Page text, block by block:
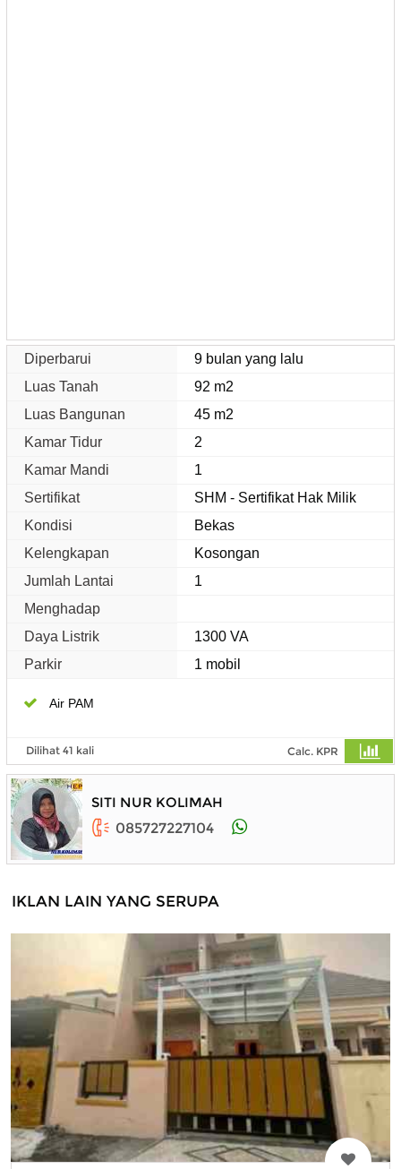
Diperbarui
9 bulan yang lalu
Luas Tanah
92 m2
Luas Bangunan
45 m2
Kamar Tidur
2
Kamar Mandi
1
Sertifikat
SHM - Sertifikat Hak Milik
Kondisi
Bekas
Kelengkapan
Kosongan
Jumlah Lantai
1
Menghadap
Daya Listrik
1300 VA
Parkir
1 mobil
Air PAM
Dilihat 41 kali Calc. KPR
SITI NUR KOLIMAH
085727227104
IKLAN LAIN YANG SERUPA